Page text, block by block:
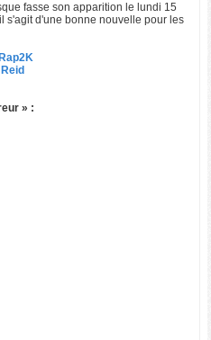
fasse son apparition le lundi 15
s'agit d'une bonne nouvelle pour les
» :